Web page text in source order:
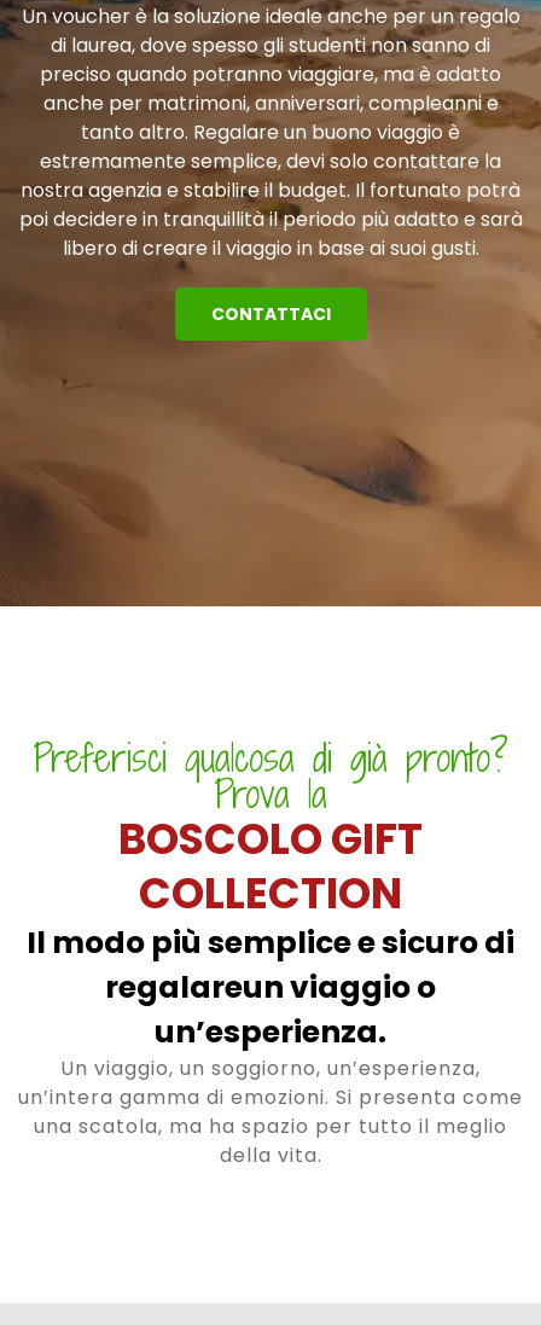
Un voucher è la soluzione ideale anche per un regalo
di laurea, dove spesso gli studenti non sanno di
preciso quando potranno viaggiare, ma è adatto
anche per matrimoni, anniversari, compleanni e
tanto altro. Regalare un buono viaggio è
estremamente semplice, devi solo contattare la
nostra agenzia e stabilire il budget. Il fortunato potrà
poi decidere in tranquillità il periodo più adatto e sarà
libero di creare il viaggio in base ai suoi gusti.
CONTATTACI
Preferisci qualcosa di già pronto?
Prova la
BOSCOLO GIFT
COLLECTION
Il modo più semplice e sicuro di
regalareun viaggio o
un’esperienza.
Un viaggio, un soggiorno, un’esperienza,
un’intera gamma di emozioni. Si presenta come
una scatola, ma ha spazio per tutto il meglio
della vita.